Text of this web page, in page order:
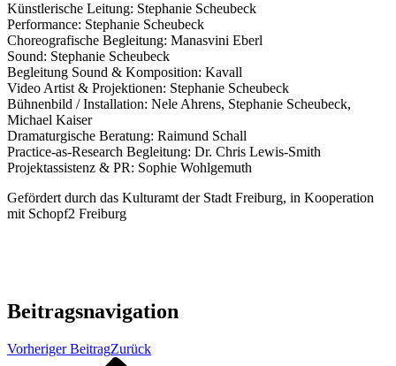
Künstlerische Leitung: Stephanie Scheubeck
Performance: Stephanie Scheubeck
Choreografische Begleitung: Manasvini Eberl
Sound: Stephanie Scheubeck
Begleitung Sound & Komposition: Kavall
Video Artist & Projektionen: Stephanie Scheubeck
Bühnenbild / Installation: Nele Ahrens, Stephanie Scheubeck,
Michael Kaiser
Dramaturgische Beratung: Raimund Schall
Practice-as-Research Begleitung: Dr. Chris Lewis-Smith
Projektassistenz & PR: Sophie Wohlgemuth
Gefördert durch das Kulturamt der Stadt Freiburg, in Kooperation
mit Schopf2 Freiburg
Beitragsnavigation
Vorheriger BeitragZurück